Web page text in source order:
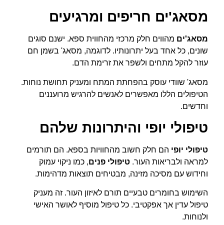
מסאג'ים חריפים ומרגיעים
מסאג'ים מהווים חלק מרכזי מהחווית ספא. ישנם סוגים
שונים, כל אחד בעל יתרונותיו. לדוגמה, מסאג' בשמן חם
עוזר להקל מתחים ולשפר את זרימת הדם.
מסאג' שוודי עוסק בהפחתת המתח ומעניק תחושת נוחות.
הטיפולים הללו מאפשרים לאנשים להרגיש מרועננים
וחדשים.
טיפולי יופי והיתרונות שלהם
טיפולי יופי הם חלק חשוב מהחוויות בספא. הם תורמים
למראה ולבריאות העור. טיפולי פנים, כמו ניקוי עמוק
וחידוש עם מסיכה מזינה, מבטיחים תוצאות מדהימות.
השימוש בחומרים טבעיים תורם לאיזון העור. זה מעניק
טיפול עדין אך אפקטיבי. כל טיפול מוסיף לאושר האישי
ולנוחות.